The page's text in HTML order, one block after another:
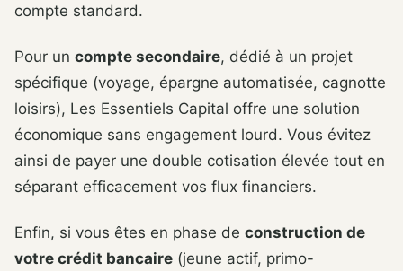
compte standard.
Pour un compte secondaire, dédié à un projet
spécifique (voyage, épargne automatisée, cagnotte
loisirs), Les Essentiels Capital offre une solution
économique sans engagement lourd. Vous évitez
ainsi de payer une double cotisation élevée tout en
séparant efficacement vos flux financiers.
Enfin, si vous êtes en phase de construction de
votre crédit bancaire (jeune actif, primo-